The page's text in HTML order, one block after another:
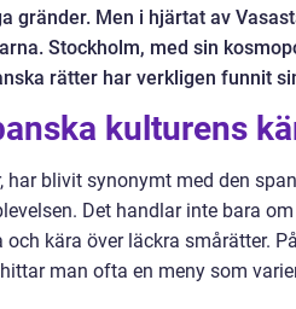
gränder. Men i hjärtat av
Stockholm, med sin
rätter har verkligen funnit
kulturens
har blivit synonymt med den
Det handlar inte bara
kära över läckra smårätter.
hittar man ofta en meny som